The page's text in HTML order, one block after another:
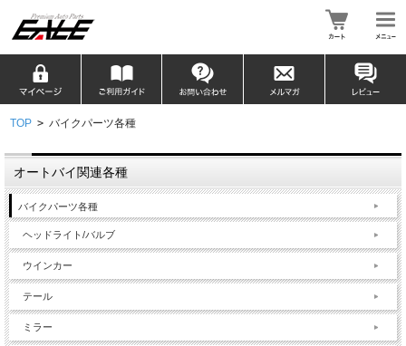
TOP > バイクパーツ各種
オートバイ関連各種
バイクパーツ各種
ヘッドライト/バルブ
ウインカー
テール
ミラー